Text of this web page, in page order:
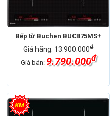
Bếp từ Buchen BUC875MS+
Giá hãng: 13.900.000đ
Giá bán: 9.790.000đ